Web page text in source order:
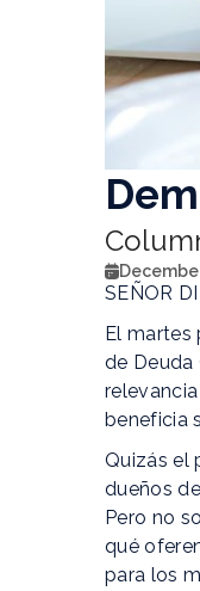
SEÑOR
El martes
de Deuda
beneficia
Quizás el
dueños
Pero no
qué
para los